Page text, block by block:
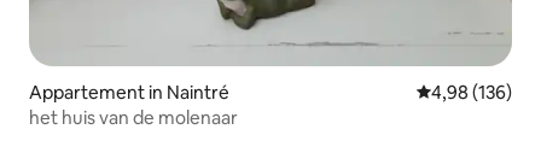
Appartement in Naintré Gemiddelde
4,98 (136)
het huis van de molenaar